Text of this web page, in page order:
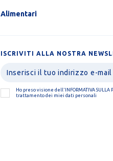
Alimentari
ISCRIVITI ALLA NOSTRA
Ho preso visione dell' INFORMATIVA SULLA
trattamento dei miei dati personali